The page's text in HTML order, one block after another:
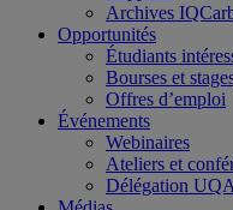
Archives
Opportunités
Étudiants
Bourses et
Offres d’emploi
Événements
Webinaires
Ateliers et
Délégation